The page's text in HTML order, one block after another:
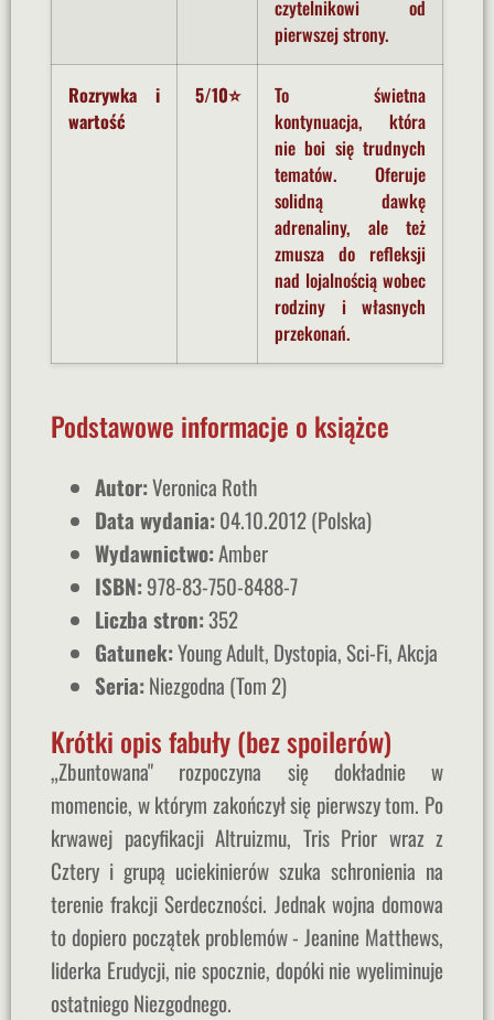
czytelnikowi od
pierwszej strony.
Rozrywka i
wartość
5/10⭐
To świetna
kontynuacja, która
nie boi się trudnych
tematów. Oferuje
solidną dawkę
adrenaliny, ale też
zmusza do refleksji
nad lojalnością wobec
rodziny i własnych
przekonań.
Podstawowe informacje o książce
Autor:Veronica Roth
Data wydania: 04.10.2012 (Polska)
Wydawnictwo:Amber
ISBN: 978-83-750-8488-7
Liczba stron:352
Gatunek:Young Adult, Dystopia, Sci-Fi, Akcja
Seria: Niezgodna (Tom 2)
Krótki opis fabuły (bez spoilerów)
„Zbuntowana" rozpoczyna się dokładnie w
momencie, w którym zakończył się pierwszy tom. Po
krwawej pacyfikacji Altruizmu, Tris Prior wraz z
Cztery i grupą uciekinierów szuka schronienia na
terenie frakcji Serdeczności. Jednak wojna domowa
to dopiero początek problemów - Jeanine Matthews,
liderka Erudycji, nie spocznie, dopóki nie wyeliminuje
ostatniego Niezgodnego.